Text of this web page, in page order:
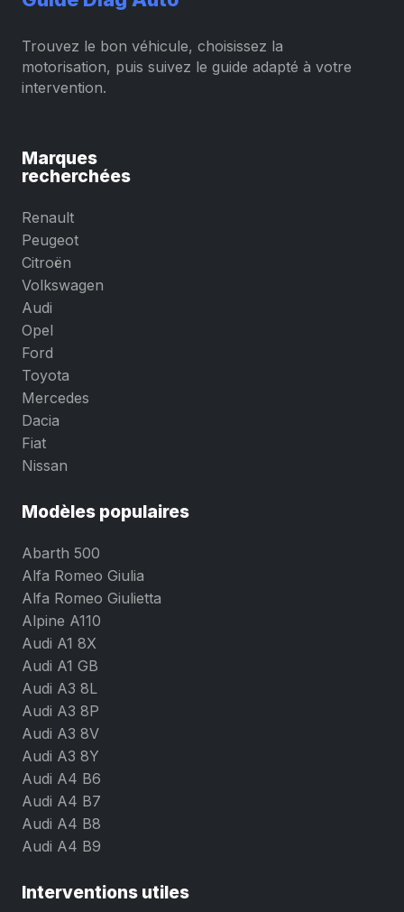
Trouvez le bon véhicule, choisissez la
motorisation, puis suivez le guide adapté à votre
intervention.
Marques
recherchées
Renault
Peugeot
Citroën
Volkswagen
Audi
Opel
Ford
Toyota
Mercedes
Dacia
Fiat
Nissan
Modèles populaires
Abarth 500
Alfa Romeo Giulia
Alfa Romeo Giulietta
Alpine A110
Audi A1 8X
Audi A1 GB
Audi A3 8L
Audi A3 8P
Audi A3 8V
Audi A3 8Y
Audi A4 B6
Audi A4 B7
Audi A4 B8
Audi A4 B9
Interventions utiles